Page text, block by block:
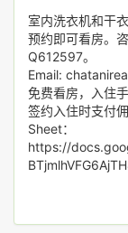
室内洗衣机和干
预约即可看房。
Q612597。
Email:
免费看房，入住
签约入住时支付
Sheet：
https://